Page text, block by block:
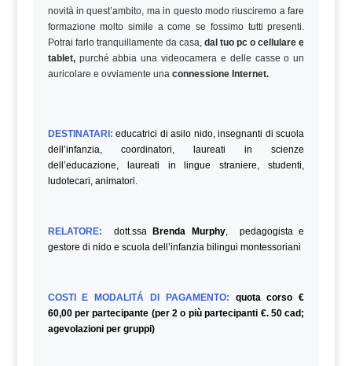
novità in quest’ambito, ma in questo modo riusciremo a fare
formazione molto simile a come se fossimo tutti presenti.
Potrai farlo tranquillamente da casa, dal tuo pc o cellulare e
tablet,purché abbia una videocamera e delle casse o un
auricolare e ovviamente una connessione Internet.
DESTINATARI: educatrici di asilo nido, insegnanti di scuola
dell’infanzia, coordinatori, laureati in scienze
dell’educazione, laureati in lingue straniere, studenti,
ludotecari, animatori.
RELATORE: dott.ssaBrenda Murphy, pedagogista e
gestore di nido e scuola dell’infanzia bilingui montessoriani
COSTI E MODALITÁ DI PAGAMENTO:
quota corso €
60,00 per partecipante (per 2 o più partecipanti €. 50 cad;
agevolazioni per gruppi)